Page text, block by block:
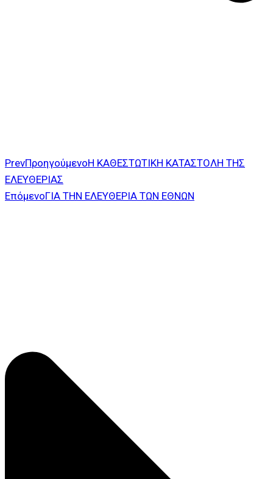
PrevΠροηγούμενοΗ ΚΑΘΕΣΤΩΤΙΚΗ ΚΑΤΑΣΤΟΛΗ ΤΗΣ
ΕΛΕΥΘΕΡΙΑΣ
ΕπόμενοΓΙΑ ΤΗΝ ΕΛΕΥΘΕΡΙΑ ΤΩΝ ΕΘΝΩΝ